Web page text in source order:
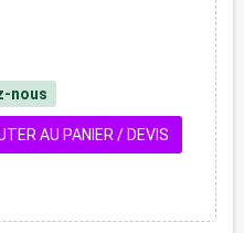
nous
AU PANIER / DEVIS